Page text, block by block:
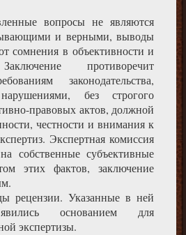
вопросы не являются
и верными, выводы
сомнения в объективности и
противоречит
законодательства,
без строгого
правовых актов, должной
честности и внимания к
Экспертная комиссия
собственные субъективные
этих фактов, заключение
рецензии. Указанные в ней
явились основанием для
экспертизы.